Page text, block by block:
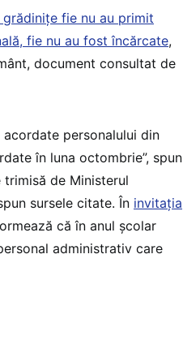
fie nu au primit
fie nu au fost încărcate,
document consultat de
personalului din
în luna octombrie”, spun
trimisă de Ministerul
sursele citate. În invitația
că în anul școlar
administrativ care